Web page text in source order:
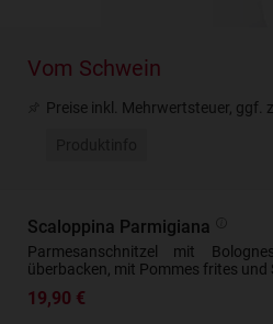
Vom Schwein
Preise inkl. Mehrwertsteuer, ggf.
Scaloppina Parmigiana
Parmesanschnitzel mit
überbacken, mit Pommes frites und
19,90 €